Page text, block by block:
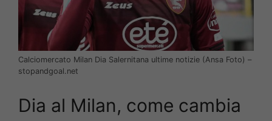
Calciomercato Milan Dia Salernitana ultime notizie (Ansa Foto) –
stopandgoal.net
Dia al Milan, come cambia